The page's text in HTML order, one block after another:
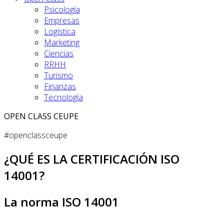
Psicología
Empresas
Logística
Marketing
Ciencias
RRHH
Turismo
Finanzas
Tecnología
OPEN CLASS CEUPE
#openclassceupe
¿QUÉ ES LA CERTIFICACIÓN ISO
14001?
La norma ISO 14001